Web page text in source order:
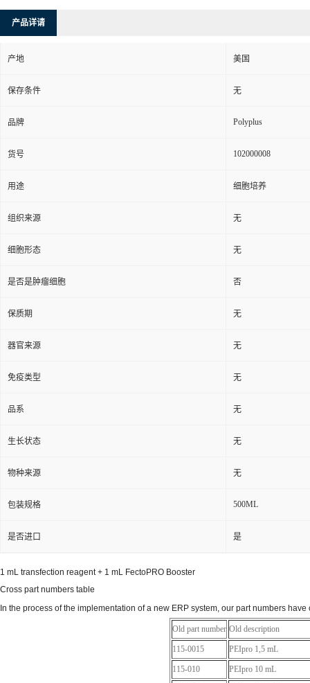
产品详请
产地 美国
保存条件 无
品牌 Polyplus
货号 102000008
用途 细胞培养
组织来源 无
细胞形态 无
是否是肿瘤细胞 否
保质期 无
器官来源 无
免疫类型 无
品系 无
生长状态 无
物种来源 无
包装规格 500ML
是否进口 是
1 mL transfection reagent + 1 mL FectoPRO Booster
Cross part numbers table
In the process of the implementation of a new ERP system, our part numbers
Old part number Old description
115-0015 PEIpro 1,5 mL
115-010 PEIpro 10 mL